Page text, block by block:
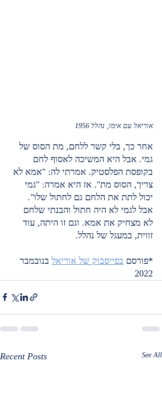
אוריאל עם אימו, נהלל 1956
אחר כך, בלי קשר ללחם, מת הסוס של
גמי. אבל היא המשיכה לאסוף לחם
בקופסת הפלסטיק. אמרתי לה: "אמא לא
צריך, הסוס מת". אז היא אמרה: "גמי
יכול לתת את הלחם גם לחתול שלו".
אבל לגמי לא היה חתול והבנתי שלחם
לא מצחיק את אמא. וגם זו היתה, עוד
זווית, במעגל של נהלל.
*פורסם בפייסבוק של אוריאל בנובמבר
2022
Recent Posts See All